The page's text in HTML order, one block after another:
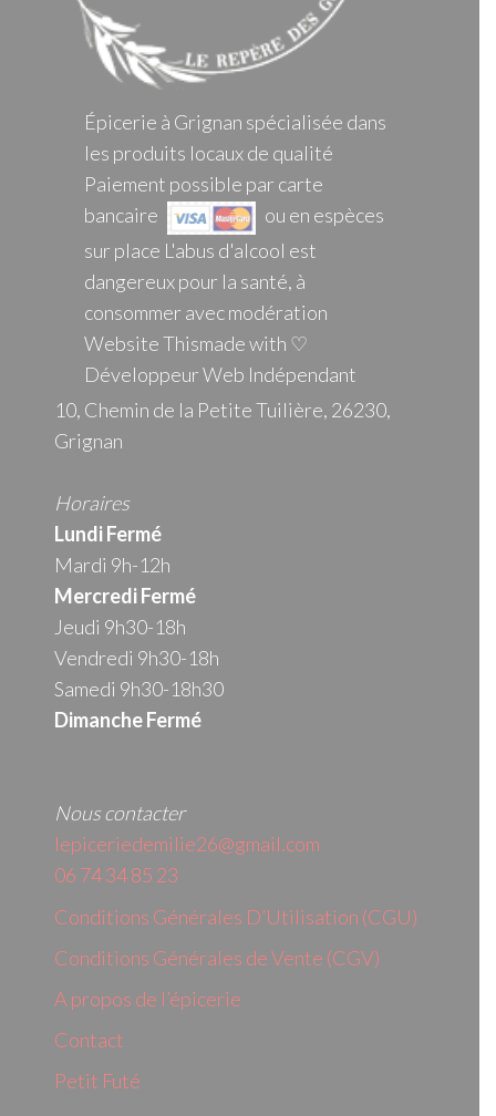
Épicerie à Grignan spécialisée dans
les produits locaux de qualité
Paiement possible par carte
bancaire
ou en espèces
sur place L'abus d'alcool est
dangereux pour la santé, à
consommer avec modération
Website Thismade with ♡
Développeur Web Indépendant
10, Chemin de la Petite Tuilière, 26230,
Grignan
Horaires
Lundi Fermé
Mardi 9h-12h
MercrediFermé
Jeudi 9h30-18h
Vendredi 9h30-18h
Samedi 9h30-18h30
Dimanche Fermé
Nous contacter
lepiceriedemilie26@gmail.com
06 74 34 85 23
Conditions Générales D’Utilisation (CGU)
Conditions Générales de Vente (CGV)
A propos de l’épicerie
Contact
Petit Futé